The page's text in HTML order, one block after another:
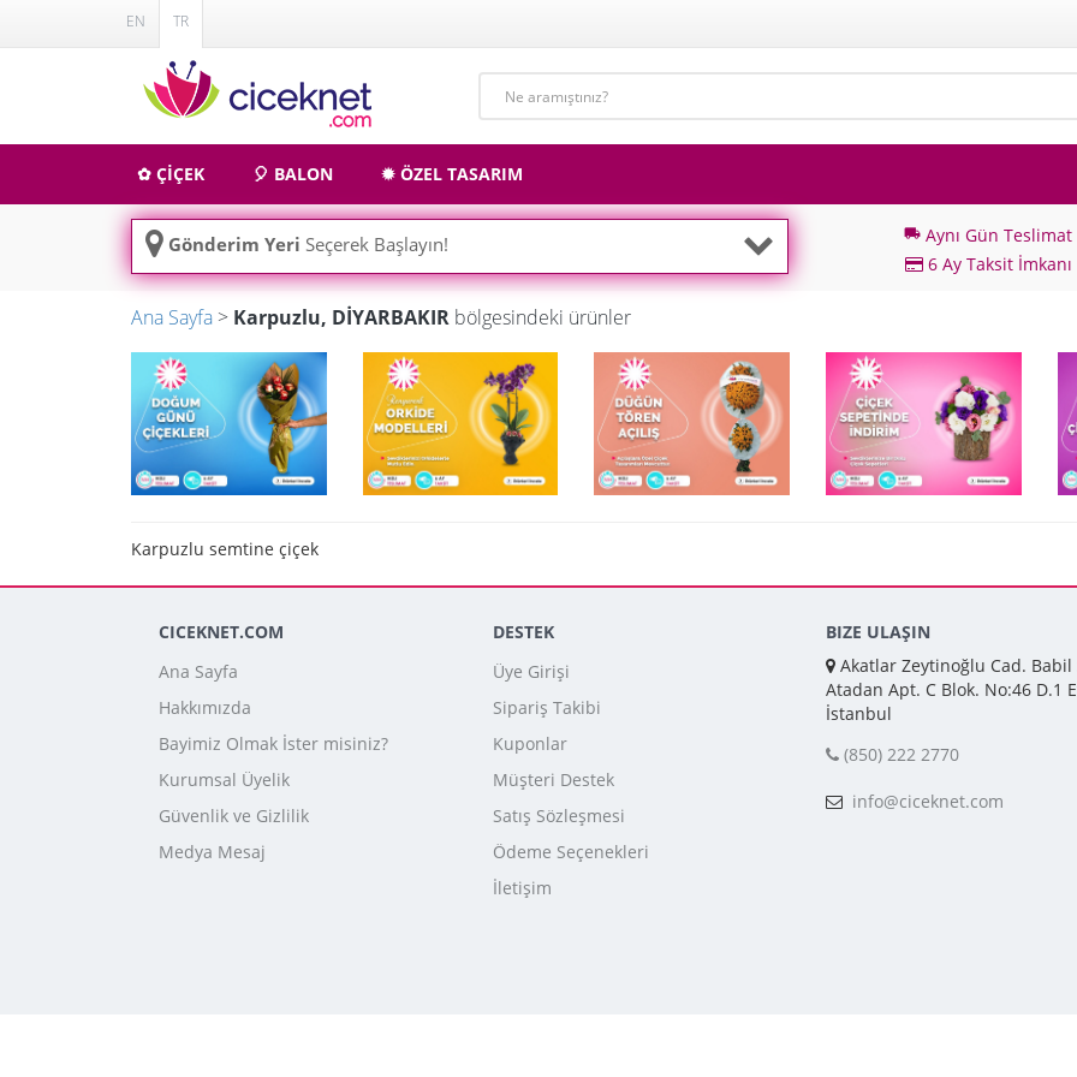
EN TR
✿ ÇİÇEK 🎈 BALON ✹ ÖZEL TASARIM
Gönderim Yeri Seçerek Başlayın! local_shipping Aynı Gün Teslimat
6 Ay Taksit İmkanı
Ana Sayfa > Karpuzlu, DİYARBAKIR bölgesindeki ürünler
Karpuzlu semtine çiçek
CICEKNET.COM
Ana Sayfa
Hakkımızda
Bayimiz Olmak İster misiniz?
Kurumsal Üyelik
Güvenlik ve Gizlilik
Medya Mesaj
DESTEK
Üye Girişi
Sipariş Takibi
Kuponlar
Müşteri Destek
Satış Sözleşmesi
Ödeme Seçenekleri
İletişim
BIZE ULAŞIN
Akatlar Zeytinoğlu Cad. Babil
Atadan Apt. C Blok. No:46 D.1
İstanbul
(850) 222 2770
info@ciceknet.com